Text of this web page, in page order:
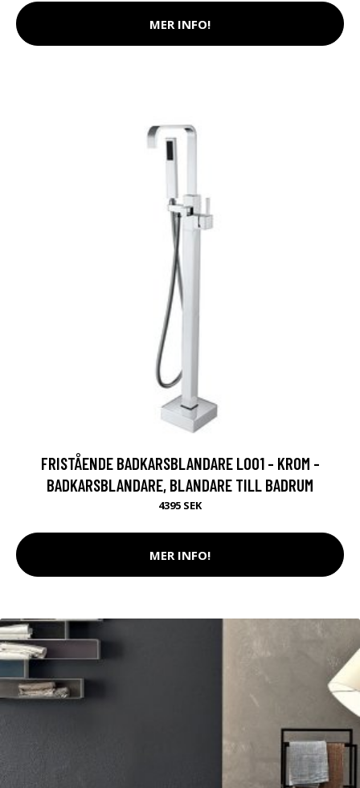
MER INFO!
FRISTÅENDE BADKARSBLANDARE L001 - KROM -
BADKARSBLANDARE, BLANDARE TILL BADRUM
4395 SEK
MER INFO!